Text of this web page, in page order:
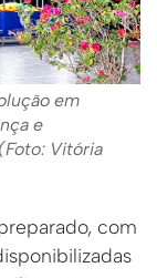
em
e
Vitória
com